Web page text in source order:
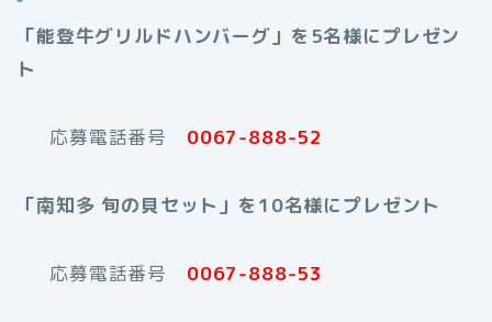
「能登牛グリルドハンバーグ 」を5名様にプレゼン
ト
応募電話番号 0067-888-52
「南知多 旬の貝セット 」を10名様にプレゼント
応募電話番号 0067-888-53